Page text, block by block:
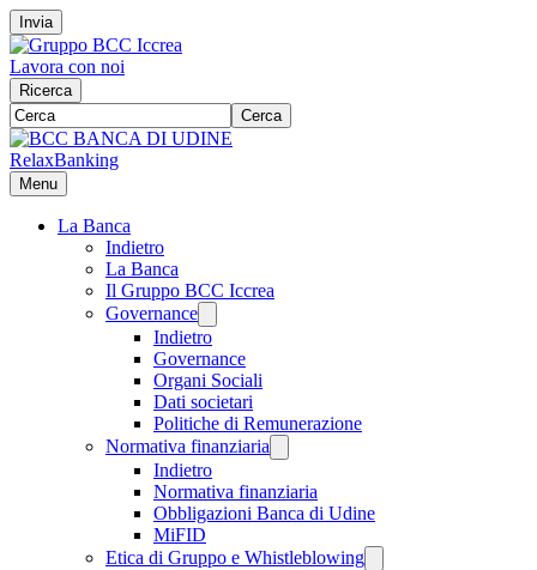
Invia
Lavora con noi
Ricerca
Cerca
RelaxBanking
Menu
La Banca
Indietro
La Banca
Il Gruppo BCC Iccrea
Governance
Indietro
Governance
Organi Sociali
Dati societari
Politiche di Remunerazione
Normativa finanziaria
Indietro
Normativa finanziaria
Obbligazioni Banca di Udine
MiFID
Etica di Gruppo e Whistleblowing